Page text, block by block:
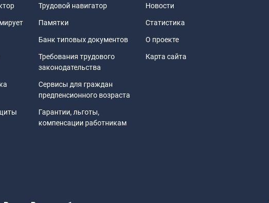
Трудовой навигатор
Памятки
Банк типовых документов
Требования трудового
законодательства
Сервисы для граждан
предпенсионного возраста
Гарантии, льготы,
компенсации работникам
Новости
Статистика
О проекте
Карта сайта